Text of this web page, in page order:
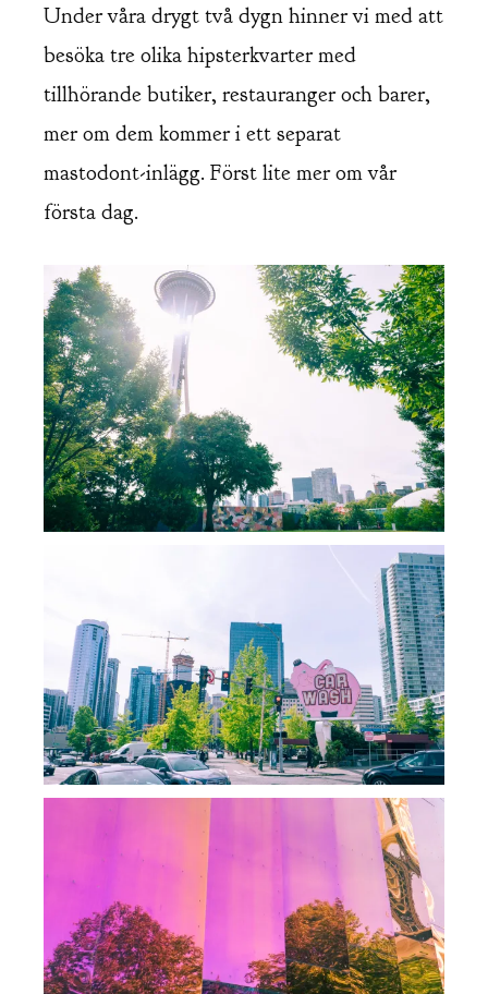
Under våra drygt två dygn hinner vi med att
besöka tre olika hipsterkvarter med
tillhörande butiker, restauranger och barer,
mer om dem kommer i ett separat
mastodont-inlägg. Först lite mer om vår
första dag.